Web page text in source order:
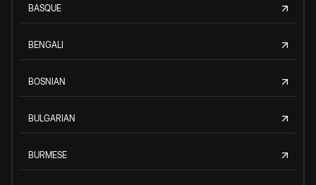
BASQUE
BENGALI
BOSNIAN
BULGARIAN
BURMESE